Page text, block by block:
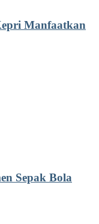
Manfaatkan
Sepak Bola